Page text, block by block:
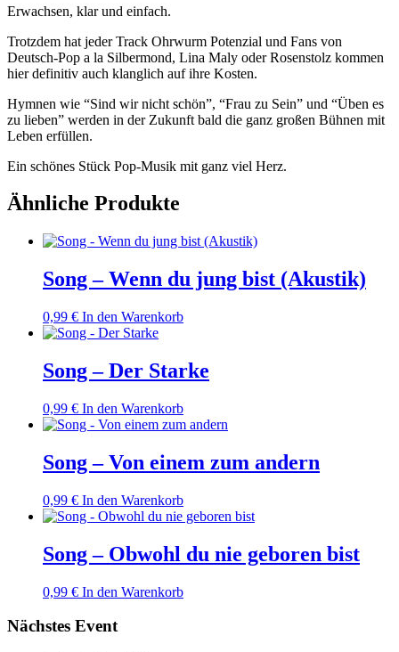
Erwachsen, klar und einfach.
Trotzdem hat jeder Track Ohrwurm Potenzial und Fans von
Deutsch-Pop a la Silbermond, Lina Maly oder Rosenstolz kommen
hier definitiv auch klanglich auf ihre Kosten.
Hymnen wie “Sind wir nicht schön”, “Frau zu Sein” und “Üben es
zu lieben” werden in der Zukunft bald die ganz großen Bühnen mit
Leben erfüllen.
Ein schönes Stück Pop-Musik mit ganz viel Herz.
Ähnliche Produkte
Song – Wenn du jung bist (Akustik)
0,99 € In den Warenkorb
Song – Der Starke
0,99 € In den Warenkorb
Song – Von einem zum andern
0,99 € In den Warenkorb
Song – Obwohl du nie geboren bist
0,99 € In den Warenkorb
Nächstes Event